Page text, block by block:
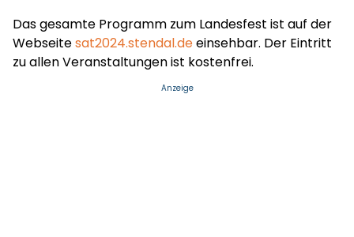
Das gesamte Programm zum Landesfest ist auf der
Webseitesat2024.stendal.deeinsehbar. Der Eintritt
zu allen Veranstaltungen ist kostenfrei.
Anzeige